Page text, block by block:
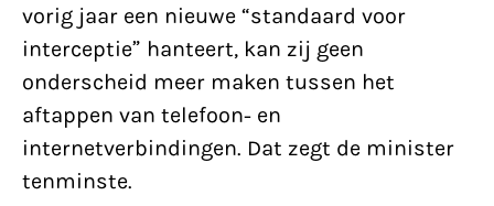
vorig jaar een nieuwe “standaard voor
interceptie” hanteert, kan zij geen
onderscheid meer maken tussen het
aftappen van telefoon- en
internetverbindingen. Dat zegt de minister
tenminste.